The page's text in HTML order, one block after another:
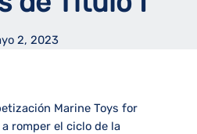
2, 2023
Marine Toys for
romper el ciclo de la